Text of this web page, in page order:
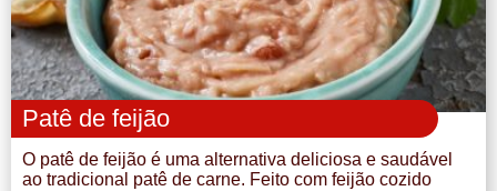
Patê de feijão
O patê de feijão é uma alternativa deliciosa e saudável
ao tradicional patê de carne. Feito com feijão cozido